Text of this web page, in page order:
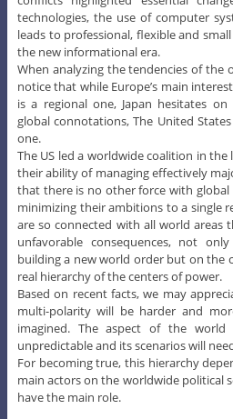
technologies, the use of computer
leads to professional, flexible and
the new informational era.
When analyzing the tendencies of the
notice that while Europe’s main
is a regional one, Japan hesitates
global connotations, The United
one.
The US led a worldwide coalition in
their ability of managing effectively
that there is no other force with
minimizing their ambitions to a single
are so connected with all world areas
unfavorable consequences, not
building a new world order but on the
real hierarchy of the centers of power.
Based on recent facts, we may
multi-polarity will be harder and
imagined. The aspect of the
unpredictable and its scenarios will
For becoming true, this hierarchy
main actors on the worldwide political
have the main role.